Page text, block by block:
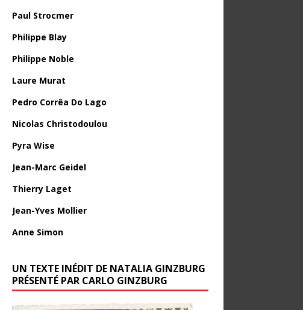
Paul Strocmer
Philippe Blay
Philippe Noble
Laure Murat
Pedro Corrêa Do Lago
Nicolas Christodoulou
Pyra Wise
Jean-Marc Geidel
Thierry Laget
Jean-Yves Mollier
Anne Simon
UN TEXTE INÉDIT DE NATALIA GINZBURG
PRÉSENTÉ PAR CARLO GINZBURG